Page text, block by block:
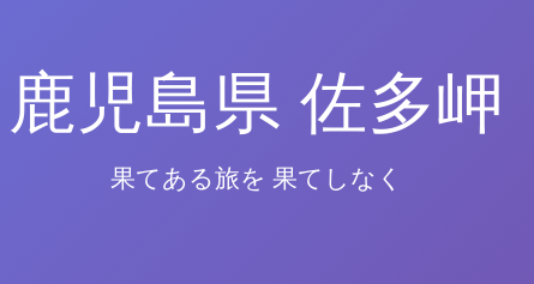
鹿児島県 佐多岬
果てある旅を 果てしなく